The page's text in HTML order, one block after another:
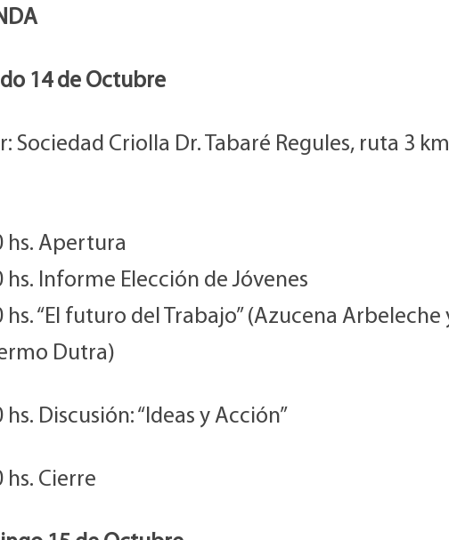
14 de Octubre
Sociedad Criolla Dr. Tabaré Regules, ruta 3
hs. Apertura
hs. Informe Elección de Jóvenes
hs. “El futuro del Trabajo” (Azucena Arbeleche
Dutra)
hs. Discusión: “Ideas y Acción”
hs. Cierre